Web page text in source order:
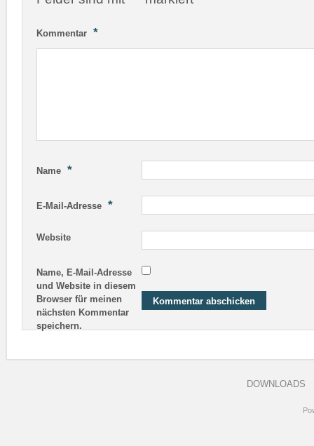
Kommentar *
Name *
E-Mail-Adresse *
Website
Name, E-Mail-Adresse
und Website in diesem
Browser für meinen
nächsten Kommentar
speichern.
DOWNLOADS